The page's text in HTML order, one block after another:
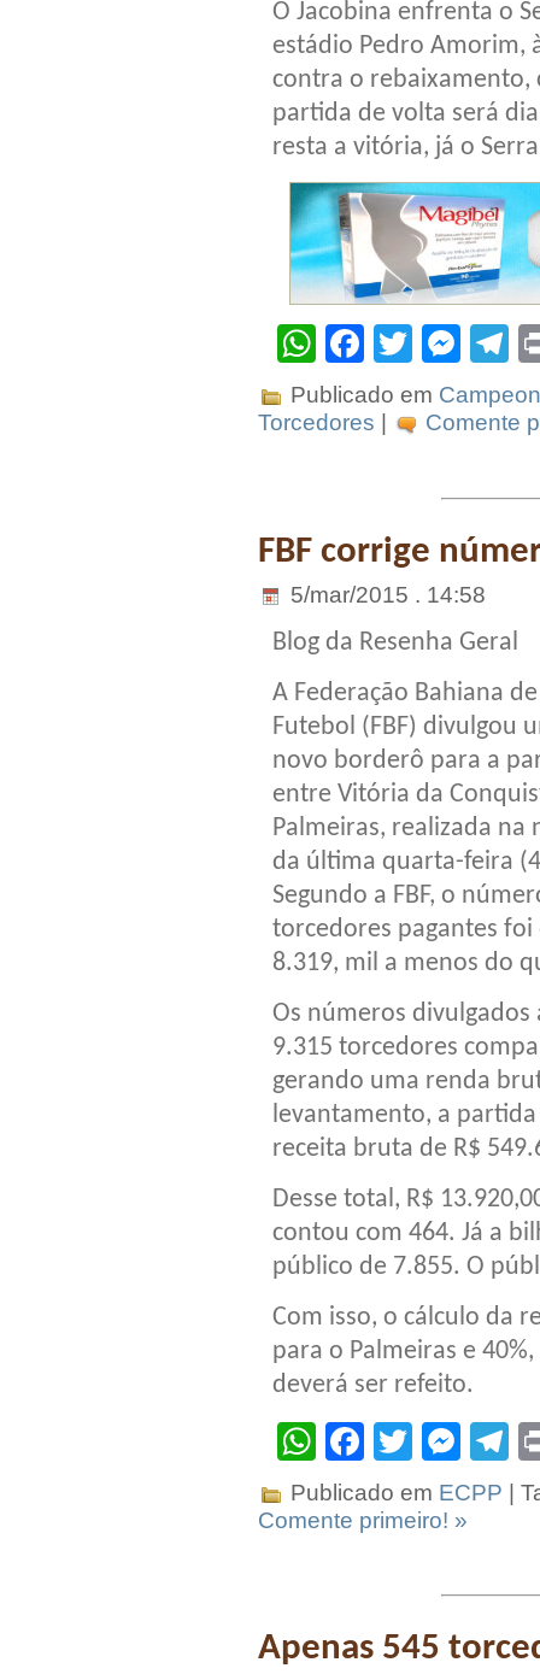
O Jacobina enfrenta o
estádio Pedro Amorim,
contra o rebaixamento,
partida de volta será
resta a vitória, já o
WhatsApp
Facebook
Twitter
Publicado em
Torcedores | Comente
FBF corrige
5/mar/2015 . 14:58
Blog da Resenha Geral
A Federação Bahiana de
Futebol (FBF) divulgou
novo borderô para a
entre Vitória da
Palmeiras, realizada na
da última quarta-feira
Segundo a FBF, o
torcedores pagantes foi
8.319, mil a menos do
Os números
9.315 torcedores
gerando uma renda
levantamento, a
receita bruta de R$
Desse total, R$
contou com 464. Já a
público de 7.855. O
Com isso, o cálculo da
para o Palmeiras e
deverá ser refeito.
WhatsApp
Facebook
Twitter
Publicado em ECPP |
Comente primeiro! »
Apenas 545